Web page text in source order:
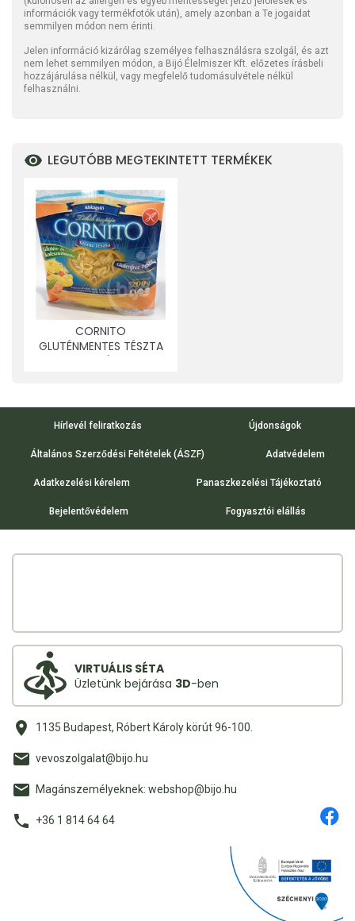
információk vagy termékfotók után), amely azonban a Te jogaidat
semmilyen módon nem érinti.
Jelen információ kizárólag személyes felhasználásra szolgál, és azt
nem lehet semmilyen módon, a Bijó Élelmiszer Kft. előzetes írásbeli
hozzájárulása nélkül, vagy megfelelő tudomásulvétele nélkül
felhasználni.
LEGUTÓBB MEGTEKINTETT TERMÉKEK
CORNITO
GLUTÉNMENTES TÉSZTA
Hírlevél feliratkozás Újdonságok
Általános Szerződési Feltételek (ÁSZF) Adatvédelem
Adatkezelési kérelem Panaszkezelési Tájékoztató
Bejelentővédelem Fogyasztói elállás
VIRTUÁLIS SÉTA
Üzletünk bejárása 3D-ben
1135 Budapest, Róbert Károly körút 96-100.
vevoszolgalat@bijo.hu
Magánszemélyeknek: webshop@bijo.hu
+36 1 814 64 64